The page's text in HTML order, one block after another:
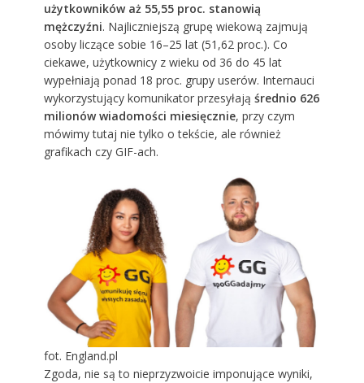
użytkowników aż 55,55 proc. stanowią
mężczyźni. Najliczniejszą grupę wiekową zajmują
osoby liczące sobie 16–25 lat (51,62 proc.). Co
ciekawe, użytkownicy z wieku od 36 do 45 lat
wypełniają ponad 18 proc. grupy userów. Internauci
wykorzystujący komunikatorprzesyłają średnio 626
milionów wiadomości miesięcznie, przy czym
mówimy tutaj nie tylko o tekście, ale również
grafikach czy GIF-ach.
fot. England.pl
Zgoda, nie są to nieprzyzwoicie imponujące wyniki,